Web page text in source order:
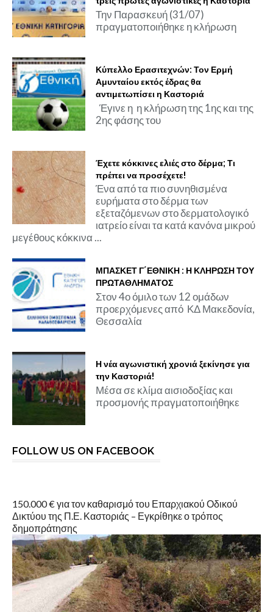
Την Παρασκευή (31/07)
πραγματοποιήθηκε η κλήρωση
Κύπελλο Ερασιτεχνών: Τον Ερμή
Αμυνταίου εκτός έδρας θα
αντιμετωπίσει η Καστοριά
Έγινε η η κλήρωση της 1ης και της
2ης φάσης του
Έχετε κόκκινες ελιές στο δέρμα; Τι
πρέπει να προσέχετε!
Ένα από τα πιο συνηθισμένα
ευρήματα στο δέρμα των
εξεταζόμενων στο δερματολογικό
ιατρείο είναι τα κατά κανόνα μικρού
μεγέθους κόκκινα ...
ΜΠΑΣΚΕΤ Γ΄ΕΘΝΙΚΗ : Η ΚΛΗΡΩΣΗ ΤΟΥ
ΠΡΩΤΑΘΛΗΜΑΤΟΣ
Στον 4ο όμιλο των 12 ομάδων
προερχόμενες από ΚΔ Μακεδονία,
Θεσσαλία
Η νέα αγωνιστική χρονιά ξεκίνησε για
την Καστοριά!
Μέσα σε κλίμα αισιοδοξίας και
προσμονής πραγματοποιήθηκε
FOLLOW US ON FACEBOOK
150.000 € για τον καθαρισμό του Επαρχιακού Οδικού
Δικτύου της Π.Ε. Καστοριάς – Εγκρίθηκε ο τρόπος
δημοπράτησης